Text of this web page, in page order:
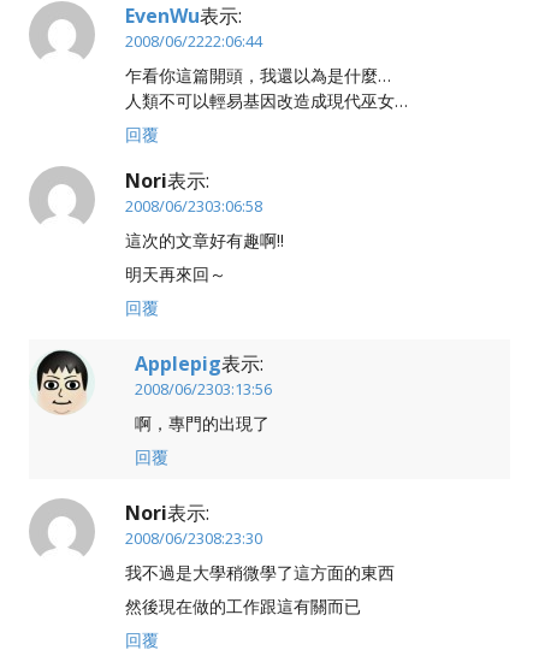
EvenWu表示:
2008/06/2222:06:44
乍看你這篇開頭，我還以為是什麼…
人類不可以輕易基因改造成現代巫女…
回覆
Nori表示:
2008/06/2303:06:58
這次的文章好有趣啊!!
明天再來回～
回覆
Applepig表示:
2008/06/2303:13:56
啊，專門的出現了
回覆
Nori表示:
2008/06/2308:23:30
我不過是大學稍微學了這方面的東西
然後現在做的工作跟這有關而已
回覆